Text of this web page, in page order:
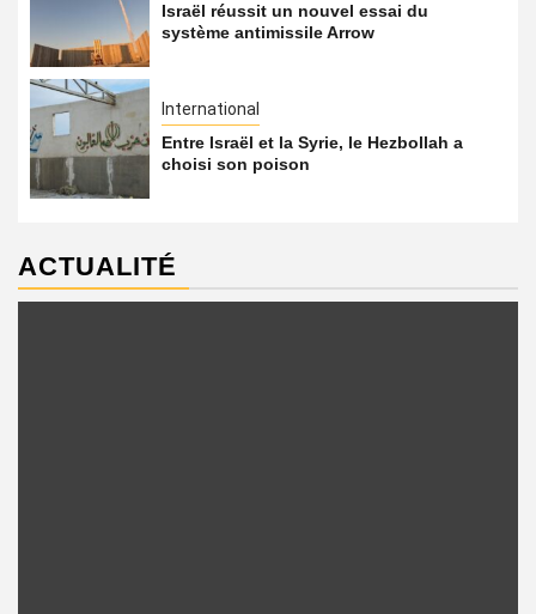
Israël réussit un nouvel essai du
système antimissile Arrow
International
Entre Israël et la Syrie, le Hezbollah a
choisi son poison
ACTUALITÉ